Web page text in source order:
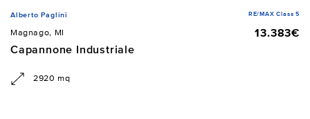
Alberto Paglini RE/MAX Class 5
Magnago, MI
13.383€
Capannone Industriale
2920 mq